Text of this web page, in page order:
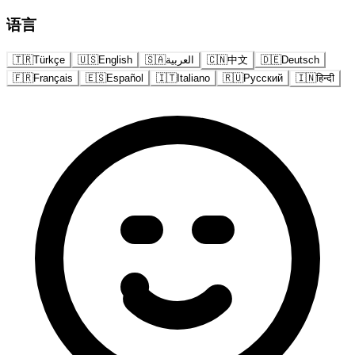
语言
🇹🇷Türkçe 🇺🇸English 🇸🇦العربية 🇨🇳中文 🇩🇪Deutsch
🇫🇷Français 🇪🇸Español 🇮🇹Italiano 🇷🇺Русский 🇮🇳हिन्दी